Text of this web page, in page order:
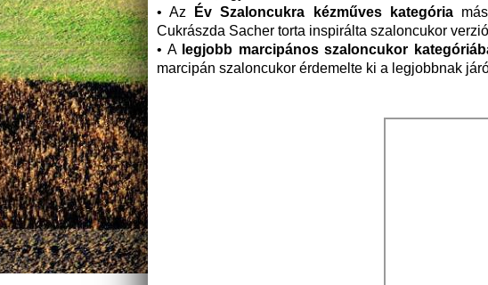
• Az
Év Szaloncukra kézműves kategória
Cukrászda Sacher torta inspirálta szaloncukor
• A legjobb marcipános szaloncukor
marcipán szaloncukor érdemelte ki a legjobbnak